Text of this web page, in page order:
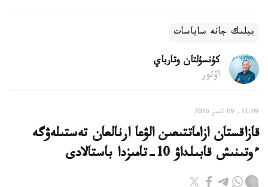
بيلىك جانە ساياسات
كۇنسۇلتان وتارباي
اۆتور
11:09, 09 تامىز 2026
قازاقستان ازاماتتىعىن الۋعا ارنالعان تەستىلەۋگە
ءوتىنىش قابىلداۋ 10-تامىزدا باستالادى